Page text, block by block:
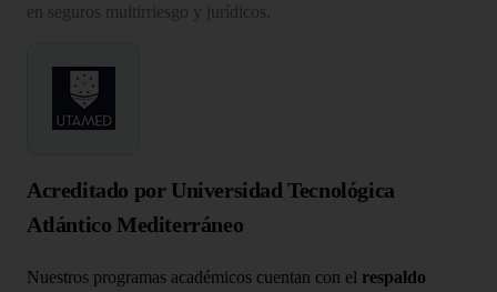
en seguros multirriesgo y jurídicos.
Acreditado por Universidad Tecnológica
Atlántico Mediterráneo
Nuestros programas académicos cuentan con el respaldo